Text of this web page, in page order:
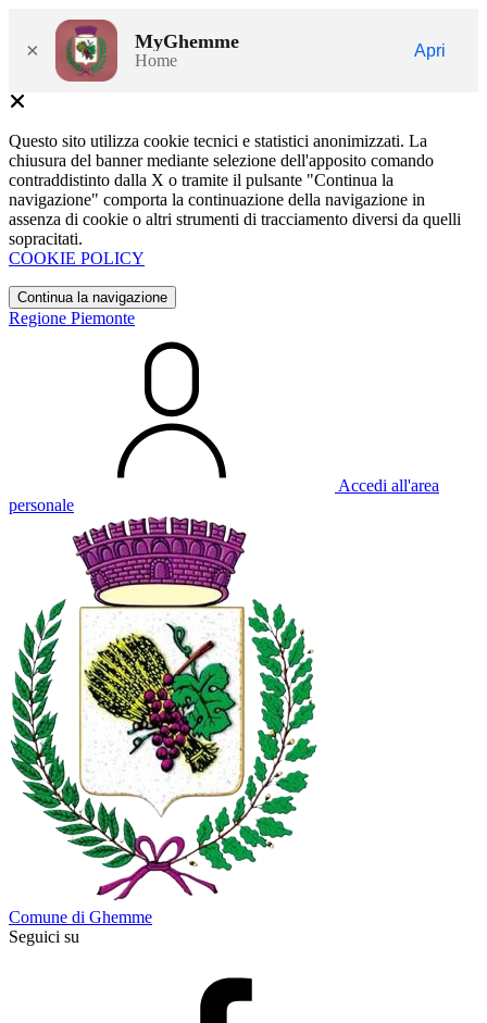
× MyGhemme
Home
Apri
Questo sito utilizza cookie tecnici e statistici anonimizzati. La
chiusura del banner mediante selezione dell'apposito comando
contraddistinto dalla X o tramite il pulsante "Continua la
navigazione" comporta la continuazione della navigazione in
assenza di cookie o altri strumenti di tracciamento diversi da quelli
sopracitati.
COOKIE POLICY
Continua la navigazione
Regione Piemonte
Accedi all'area
personale
Comune di Ghemme
Seguici su